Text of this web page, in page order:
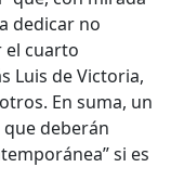
dedicar no
el cuarto
Luis de Victoria,
En suma, un
que deberán
si es